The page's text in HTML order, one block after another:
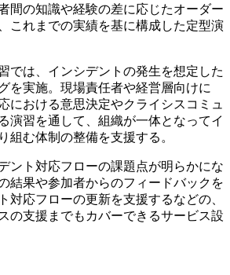
間の知識や経験の差に応じたオーダー
これまでの実績を基に構成した定型演
では、インシデントの発生を想定した
を実施。現場責任者や経営層向けに
における意思決定やクライシスコミュ
演習を通して、組織が一体となってイ
組む体制の整備を支援する。
ント対応フローの課題点が明らかにな
結果や参加者からのフィードバックを
対応フローの更新を支援するなどの、
の支援までもカバーできるサービス設